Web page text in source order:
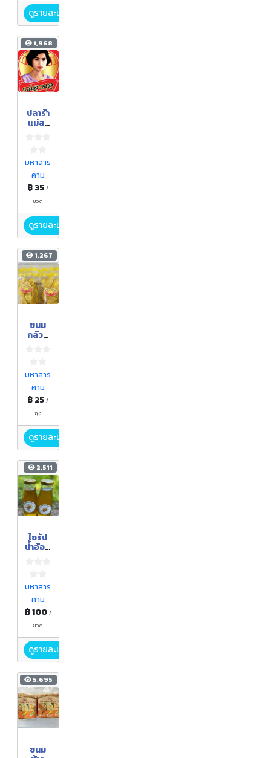
ดูรายละเอียด
1,968
ปลาร้า
แม่ละ
มหาสาร
คาม
฿ 35/
ขวด
ดูรายละเอียด
1,267
ขนม
กล้วย
มหาสาร
คาม
฿ 25/
ถุง
ดูรายละเอียด
2,511
ไซรัป
น้ำอ้อย
มหาสาร
คาม
฿ 100 /
ขวด
ดูรายละเอียด
5,695
ขนม